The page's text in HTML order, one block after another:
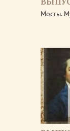
Мосты.